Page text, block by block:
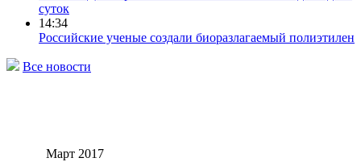
суток
14:34
Российские ученые создали биоразлагаемый полиэтилен
Все новости
Март 2017